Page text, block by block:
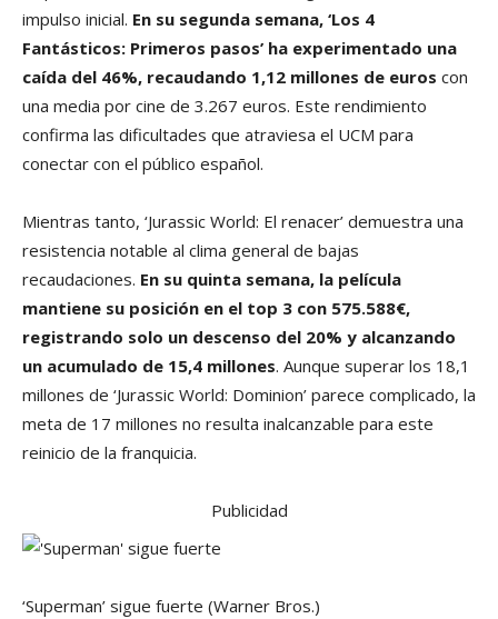
impulso inicial. En su segunda semana, ‘Los 4
Fantásticos: Primeros pasos’ ha experimentado una
caída del 46%, recaudando 1,12 millones de euros con
una media por cine de 3.267 euros. Este rendimiento
confirma las dificultades que atraviesa el UCM para
conectar con el público español.
Mientras tanto, ‘Jurassic World: El renacer’ demuestra una
resistencia notable al clima general de bajas
recaudaciones. En su quinta semana, la película
mantiene su posición en el top 3 con 575.588€,
registrando solo un descenso del 20% y alcanzando
un acumulado de 15,4 millones. Aunque superar los 18,1
millones de ‘Jurassic World: Dominion’ parece complicado, la
meta de 17 millones no resulta inalcanzable para este
reinicio de la franquicia.
Publicidad
‘Superman’ sigue fuerte (Warner Bros.)